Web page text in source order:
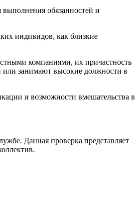
обязанностей и
индивидов, как близкие
компаниями, их причастность
занимают высокие должности в
и возможности вмешательства в
Данная проверка представляет